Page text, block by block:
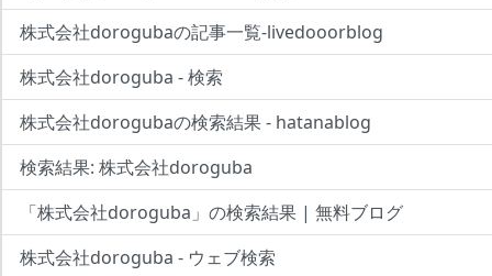
株式会社dorogubaの記事一覧-livedooorblog
株式会社doroguba - 検索
株式会社dorogubaの検索結果 - hatanablog
検索結果: 株式会社doroguba
「株式会社doroguba」の検索結果 | 無料ブログ
株式会社doroguba - ウェブ検索